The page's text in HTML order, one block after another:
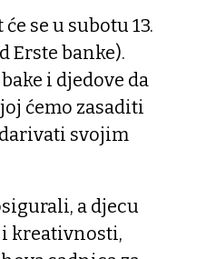
se u subotu 13.
Erste banke).
i djedove da
ćemo zasaditi
svojim
a djecu
i kreativnosti,